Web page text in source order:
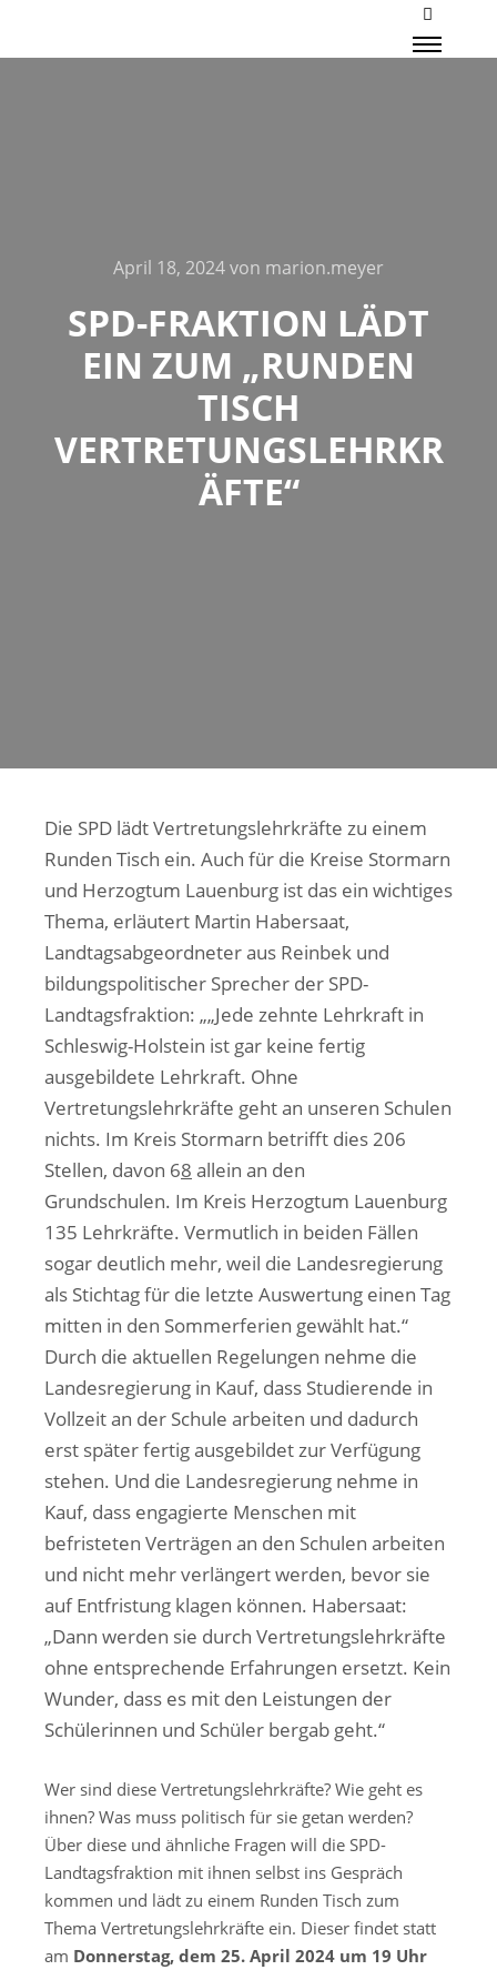
Mehr
April 18, 2024von marion.meyer
SPD-FRAKTION LÄDT
EIN ZUM „RUNDEN
TISCH
VERTRETUNGSLEHRKR
ÄFTE“
Die SPD lädt Vertretungslehrkräfte zu einem
Runden Tisch ein. Auch für die Kreise Stormarn
und Herzogtum Lauenburg ist das ein wichtiges
Thema, erläutert Martin Habersaat,
Landtagsabgeordneter aus Reinbek und
bildungspolitischer Sprecher der SPD-
Landtagsfraktion: „„Jede zehnte Lehrkraft in
Schleswig-Holstein ist gar keine fertig
ausgebildete Lehrkraft. Ohne
Vertretungslehrkräfte geht an unseren Schulen
nichts. Im Kreis Stormarn betrifft dies 206
Stellen, davon 68 allein an den
Grundschulen. Im Kreis Herzogtum Lauenburg
135 Lehrkräfte. Vermutlich in beiden Fällen
sogar deutlich mehr, weil die Landesregierung
als Stichtag für die letzte Auswertung einen Tag
mitten in den Sommerferien gewählt hat.“
Durch die aktuellen Regelungen nehme die
Landesregierung in Kauf, dass Studierende in
Vollzeit an der Schule arbeiten und dadurch
erst später fertig ausgebildet zur Verfügung
stehen. Und die Landesregierung nehme in
Kauf, dass engagierte Menschen mit
befristeten Verträgen an den Schulen arbeiten
und nicht mehr verlängert werden, bevor sie
auf Entfristung klagen können. Habersaat:
„Dann werden sie durch Vertretungslehrkräfte
ohne entsprechende Erfahrungen ersetzt. Kein
Wunder, dass es mit den Leistungen der
Schülerinnen und Schüler bergab geht.“
Wer sind diese Vertretungslehrkräfte? Wie geht es
ihnen? Was muss politisch für sie getan werden?
Über diese und ähnliche Fragen will die SPD-
Landtagsfraktion mit ihnen selbst ins Gespräch
kommen und lädt zu einem Runden Tisch zum
Thema Vertretungslehrkräfte ein. Dieser findet statt
am Donnerstag, dem 25. April 2024 um 19 Uhr